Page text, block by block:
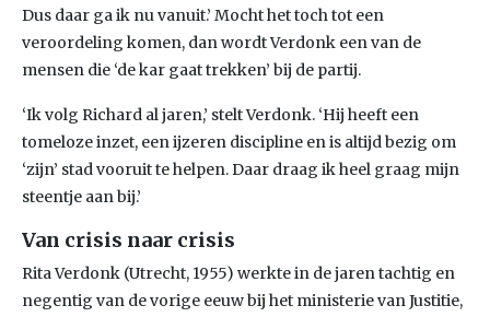
Dus daar ga ik nu vanuit.’ Mocht het toch tot een
veroordeling komen, dan wordt Verdonk een van de
mensen die ‘de kar gaat trekken’ bij de partij.
‘Ik volg Richard al jaren,’ stelt Verdonk. ‘Hij heeft een
tomeloze inzet, een ijzeren discipline en is altijd bezig om
‘zijn’ stad vooruit te helpen. Daar draag ik heel graag mijn
steentje aan bij.’
Van crisis naar crisis
Rita Verdonk (Utrecht, 1955) werkte in de jaren tachtig en
negentig van de vorige eeuw bij het ministerie van Justitie,